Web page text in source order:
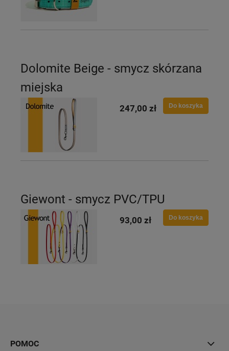
Dolomite Beige - smycz skórzana
miejska
247,00 zł Do koszyka
Giewont - smycz PVC/TPU
93,00 zł Do koszyka
POMOC